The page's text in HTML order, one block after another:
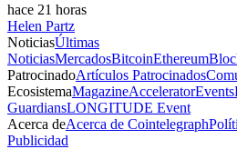
hace 21 horas
Helen Partz
NoticiasÚltimas
NoticiasMercadosBitcoinEthereum
PatrocinadoArtículos Patrocinados
EcosistemaMagazineAcceleratorEvents
GuardiansLONGITUDE Event
Acerca deAcerca de Cointelegraph
Publicidad